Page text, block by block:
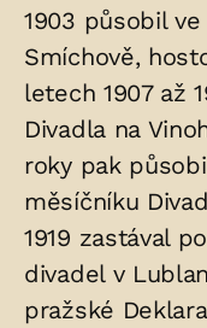
1903 působil
Smíchově,
letech 1907 až
Divadla na
roky pak
měsíčníku
1919 zastával
divadel v
pražské